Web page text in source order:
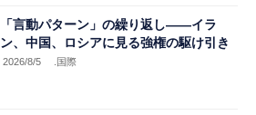
「言動パターン」の繰り返し――イラ
ン、中国、ロシアに見る強権の駆け引き
2026/8/5 .国際